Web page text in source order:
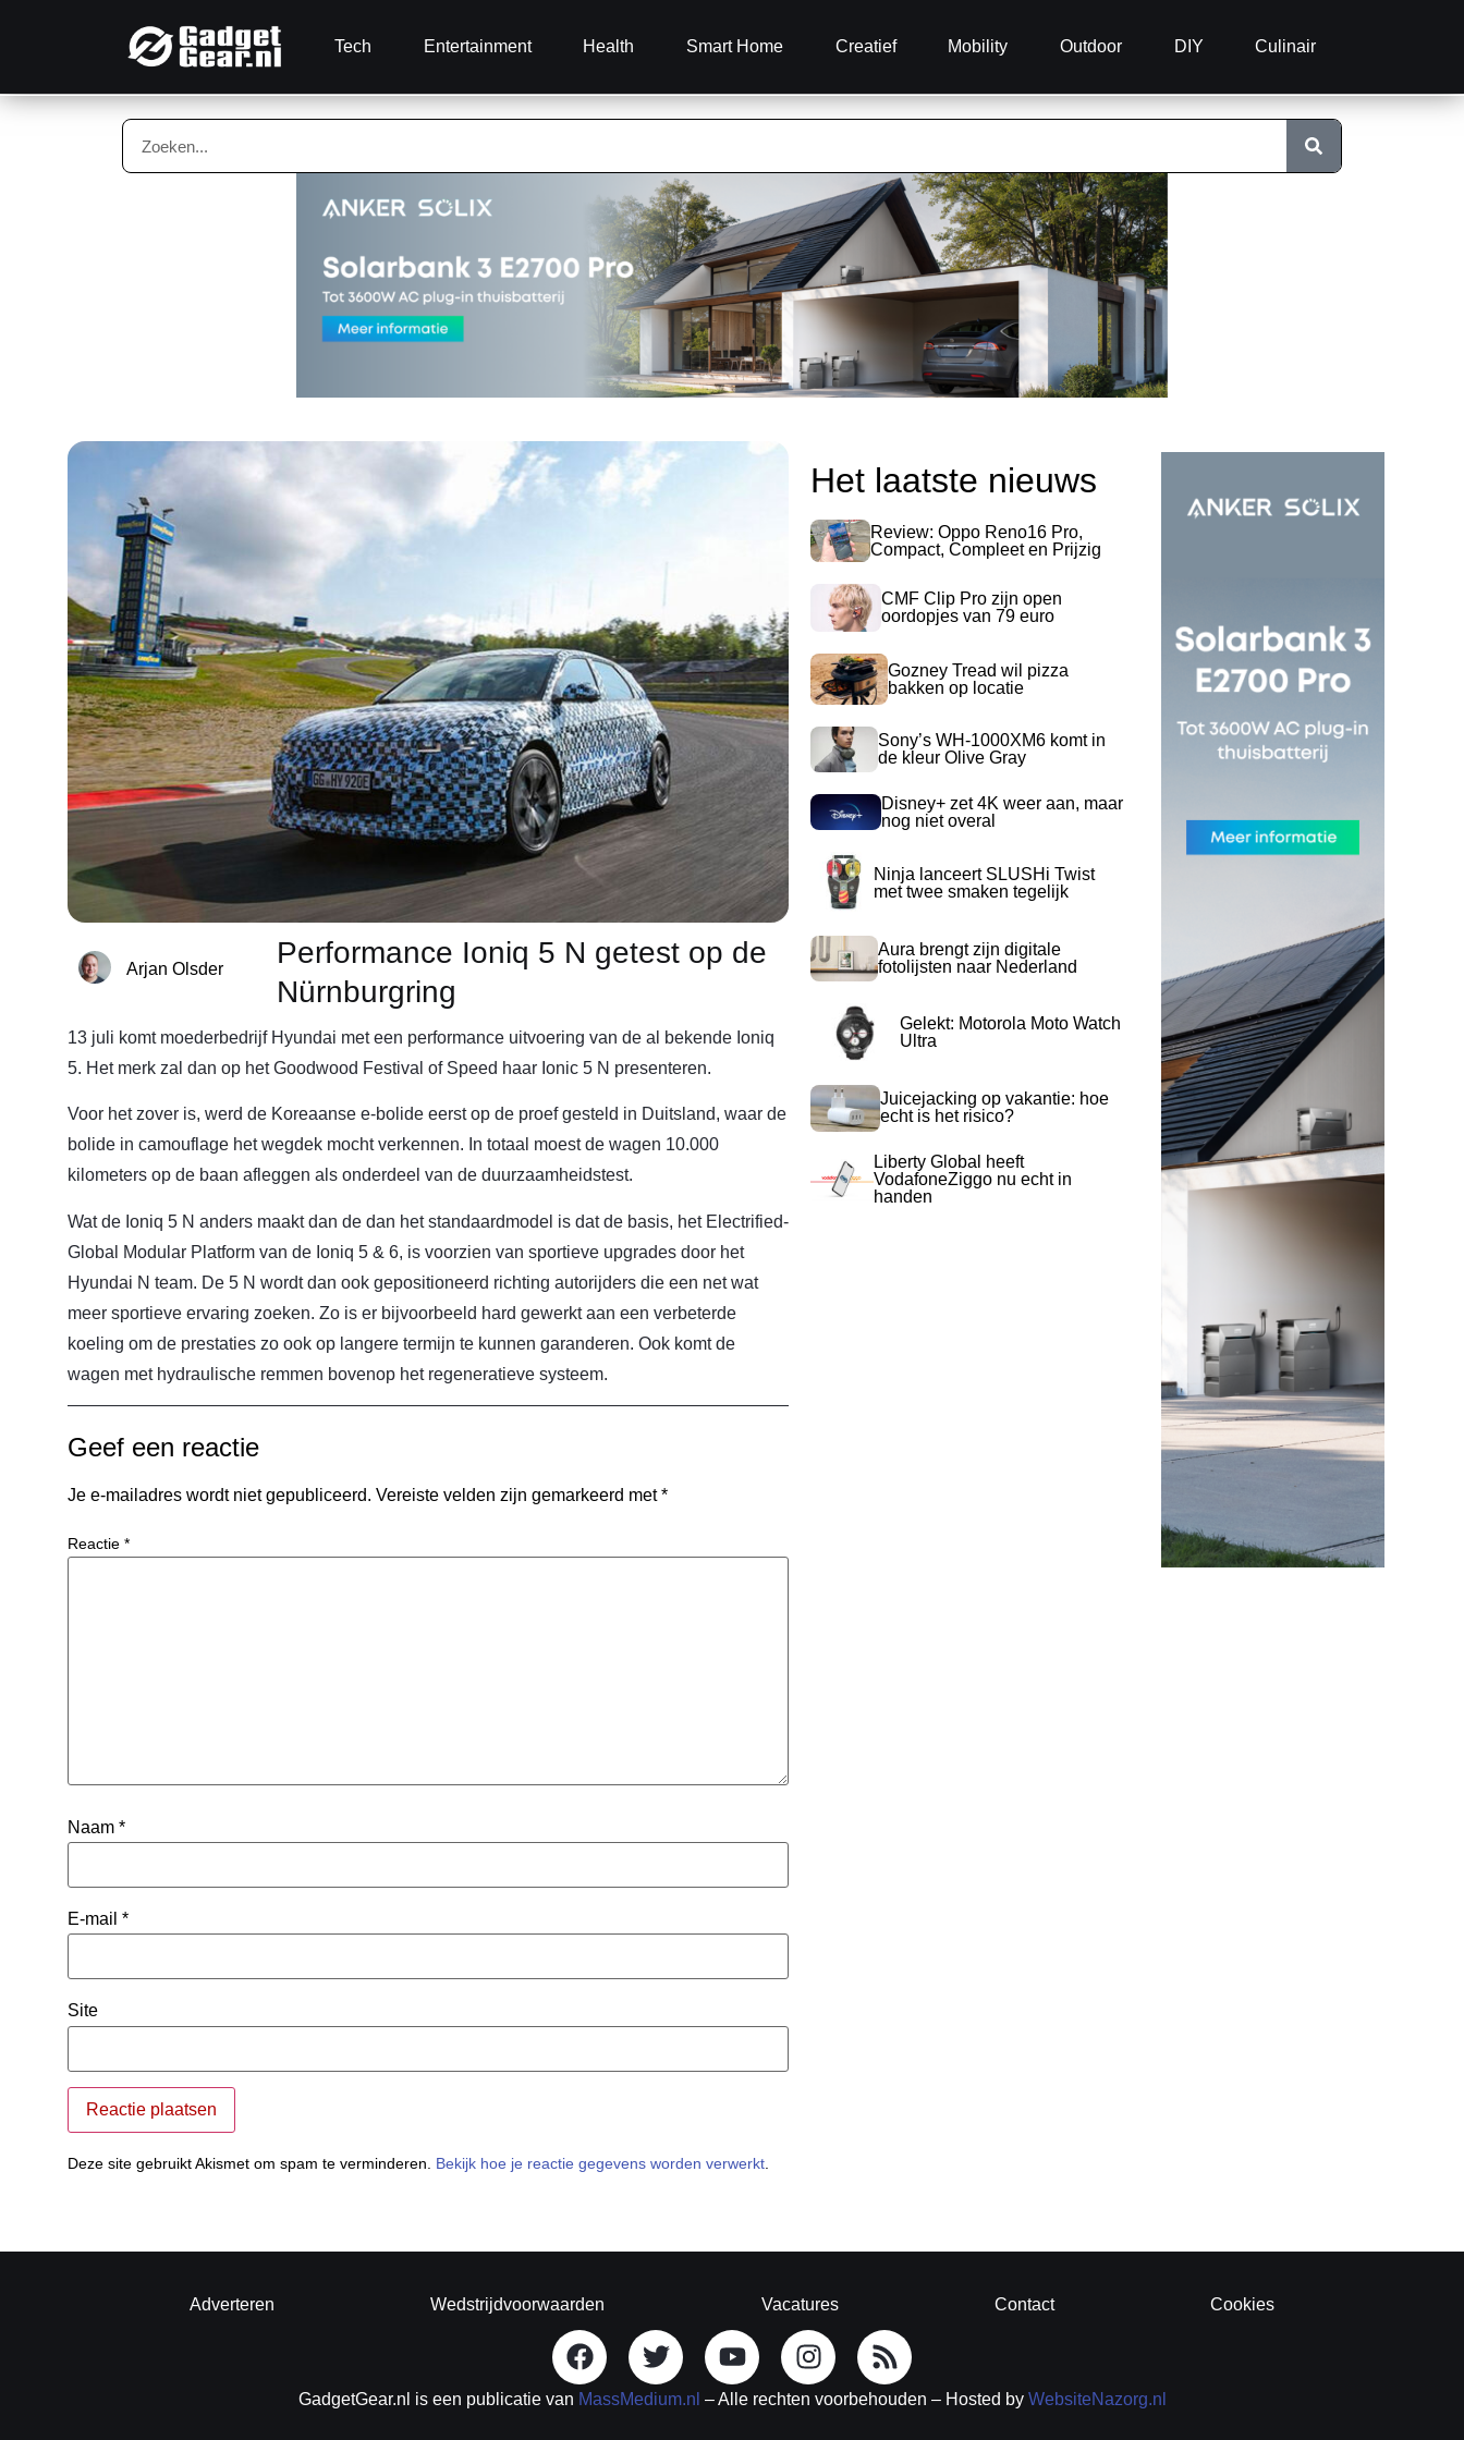
Tech Entertainment Health Smart Home Creatief Mobility Outdoor DIY Culinair
Arjan Olsder
Performance Ioniq 5 N getest op de
Nürnburgring
13 juli komt moederbedrijf Hyundai met een performance uitvoering van de al bekende Ioniq
5. Het merk zal dan op het Goodwood Festival of Speed haar Ionic 5 N presenteren.
Voor het zover is, werd de Koreaanse e-bolide eerst op de proef gesteld in Duitsland, waar de
bolide in camouflage het wegdek mocht verkennen. In totaal moest de wagen 10.000
kilometers op de baan afleggen als onderdeel van de duurzaamheidstest.
Wat de Ioniq 5 N anders maakt dan de dan het standaardmodel is dat de basis, het Electrified-
Global Modular Platform van de Ioniq 5 & 6, is voorzien van sportieve upgrades door het
Hyundai N team. De 5 N wordt dan ook gepositioneerd richting autorijders die een net wat
meer sportieve ervaring zoeken. Zo is er bijvoorbeeld hard gewerkt aan een verbeterde
koeling om de prestaties zo ook op langere termijn te kunnen garanderen. Ook komt de
wagen met hydraulische remmen bovenop het regeneratieve systeem.
Geef een reactie
Je e-mailadres wordt niet gepubliceerd. Vereiste velden zijn gemarkeerd met*
Reactie *
Naam *
E-mail *
Site
Deze site gebruikt Akismet om spam te verminderen. Bekijk hoe je reactie gegevens worden verwerkt.
Het laatste nieuws
Review: Oppo Reno16 Pro,
Compact, Compleet en Prijzig
CMF Clip Pro zijn open
oordopjes van 79 euro
Gozney Tread wil pizza
bakken op locatie
Sony’s WH-1000XM6 komt in
de kleur Olive Gray
Disney+ zet 4K weer aan, maar
nog niet overal
Ninja lanceert SLUSHi Twist
met twee smaken tegelijk
Aura brengt zijn digitale
fotolijsten naar Nederland
Gelekt: Motorola Moto Watch
Ultra
Juicejacking op vakantie: hoe
echt is het risico?
Liberty Global heeft
VodafoneZiggo nu echt in
handen
Adverteren Wedstrijdvoorwaarden Vacatures Contact Cookies
GadgetGear.nl is een publicatie van MassMedium.nl – Alle rechten voorbehouden – Hosted by WebsiteNazorg.nl